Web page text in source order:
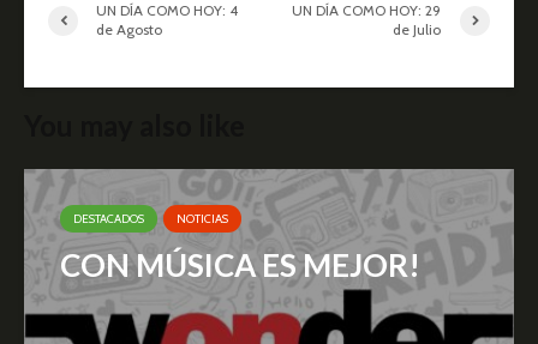
UN DÍA COMO HOY: 4
de Agosto
UN DÍA COMO HOY: 29
de Julio
DESTACADOS NOTICIAS
CON MÚSICA ES MEJOR!